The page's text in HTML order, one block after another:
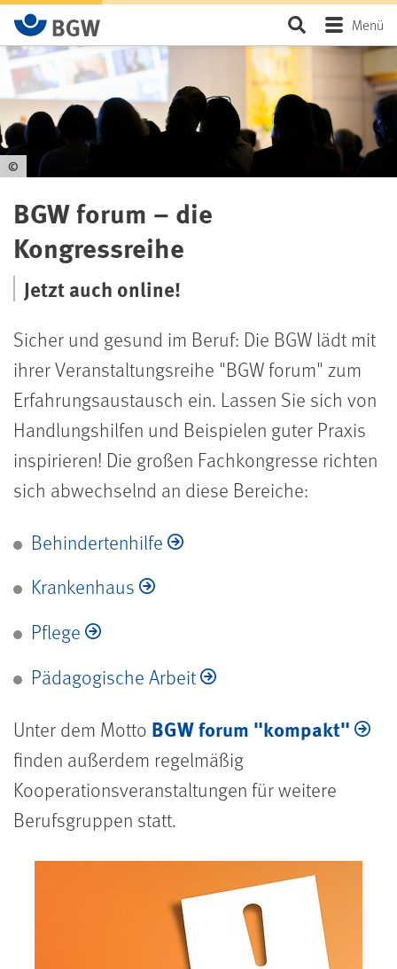
Zum Hauptinhalt springen SeiteMenü
©
BGW forum – die
Kongressreihe
Jetzt auch online!
Sicher und gesund im Beruf: Die BGW lädt mit
ihrer Veranstaltungsreihe "BGW forum" zum
Erfahrungsaustausch ein. Lassen Sie sich von
Handlungshilfen und Beispielen guter Praxis
inspirieren! Die großen Fachkongresse richten
sich abwechselnd an diese Bereiche:
Behindertenhilfe
Krankenhaus
Pflege
Pädagogische Arbeit
Unter dem Motto BGW forum "kompakt"
finden außerdem regelmäßig
Kooperationsveranstaltungen für weitere
Berufsgruppen statt.